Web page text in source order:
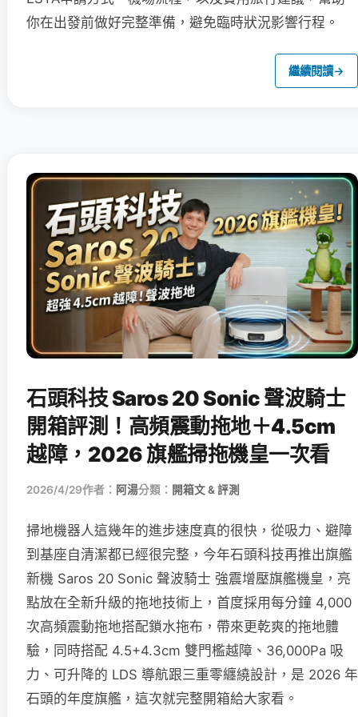
你在出發前做好完整準備，避免臨時狀況影響行程。
繼續閱讀→
石頭科技 Saros 20 Sonic 聲波騎士
開箱評測！高頻震動拖地＋4.5cm
越障，2026 旗艦掃拖機皇一次看
2026/4/29作者： 阿湯分類： 開箱文 & 評測
掃地機器人這幾年的進步速度真的很快，從吸力、避障
到基座自清潔都已經很完整，今年石頭科技再推出旗艦
新機 Saros 20 Sonic 聲波騎士 強震增壓旗艦機皇，亮
點放在全新升級的拖地技術上，首度採用每分鐘 4,000
次高頻震動拖地搭配鎖水拖布，帶來更乾爽的拖地體
驗，同時搭配 4.5+4.3cm 雙門檻越障、36,000Pa 吸
力、可升降的 LDS 導航跟三重零纏繞設計，是 2026 年
石頭的年度旗艦，這次就完整開箱給大家看。